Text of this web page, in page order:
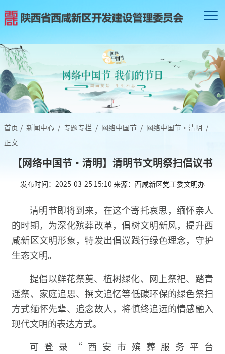
首页 / 新闻中心 / 专题专栏 / 网络中国节 / 网络中国节·清明 /
正文
【网络中国节•清明】清明节文明祭扫倡议书
发布时间：2025-03-25 15:10 来源：西咸新区党工委文明办
清明节即将到来，在这个寄托哀思，缅怀亲人
的时期，为深化殡葬改革，倡树文明新风，提升西
咸新区文明形象，特发出倡议践行绿色理念，守护
生态文明。
提倡以鲜花祭奠、植树绿化、网上祭祀、踏青
遥祭、家庭追思、撰文追忆等低碳环保的绿色祭扫
方式缅怀先辈、追念故人，将慎终追远的情感融入
现代文明的表达方式。
可登录“西安市殡葬服务平台